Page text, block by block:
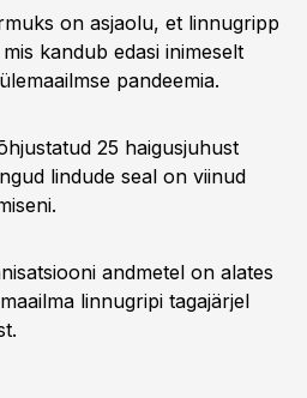
on asjaolu, et linnugripp
kandub edasi inimeselt
pandeemia.
25 haigusjuhust
lindude seal on viinud
andmetel on alates
linnugripi tagajärjel